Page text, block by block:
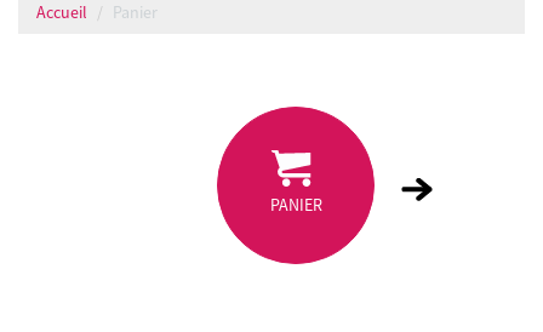
Accueil Panier
PANIER